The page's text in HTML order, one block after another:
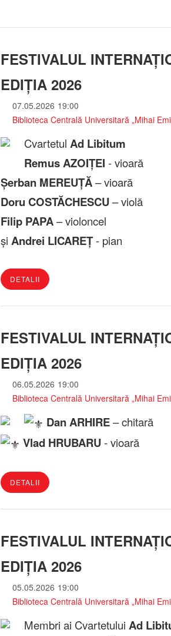
FESTIVALUL
EDIȚIA 2026
07.05.2026 19:00
Biblioteca Centrală Universitară „Mihai
Cvartetul Ad Libitum
Remus AZOIȚEI - vioară
Șerban MEREUȚĂ– vioară
Doru COSTĂCHESCU– violă
Filip PAPA– violoncel
și Andrei LICAREȚ- pian
DETALII
FESTIVALUL
EDIȚIA 2026
06.05.2026 19:00
Biblioteca Centrală Universitară „Mihai
Dan ARHIRE– chitară
Vlad HRUBARU- vioară
DETALII
FESTIVALUL
EDIȚIA 2026
05.05.2026 19:00
Biblioteca Centrală Universitară „Mihai
Membri ai Cvartetului Ad